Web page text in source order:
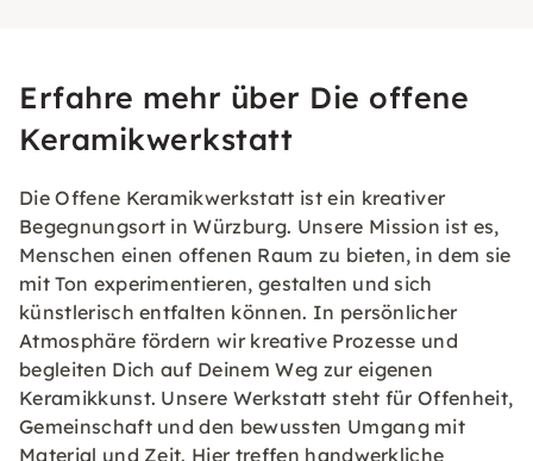
Erfahre mehr über Die offene
Keramikwerkstatt
Die Offene Keramikwerkstatt ist ein kreativer
Begegnungsort in Würzburg. Unsere Mission ist es,
Menschen einen offenen Raum zu bieten, in dem sie
mit Ton experimentieren, gestalten und sich
künstlerisch entfalten können. In persönlicher
Atmosphäre fördern wir kreative Prozesse und
begleiten Dich auf Deinem Weg zur eigenen
Keramikkunst. Unsere Werkstatt steht für Offenheit,
Gemeinschaft und den bewussten Umgang mit
Material und Zeit. Hier treffen handwerkliche